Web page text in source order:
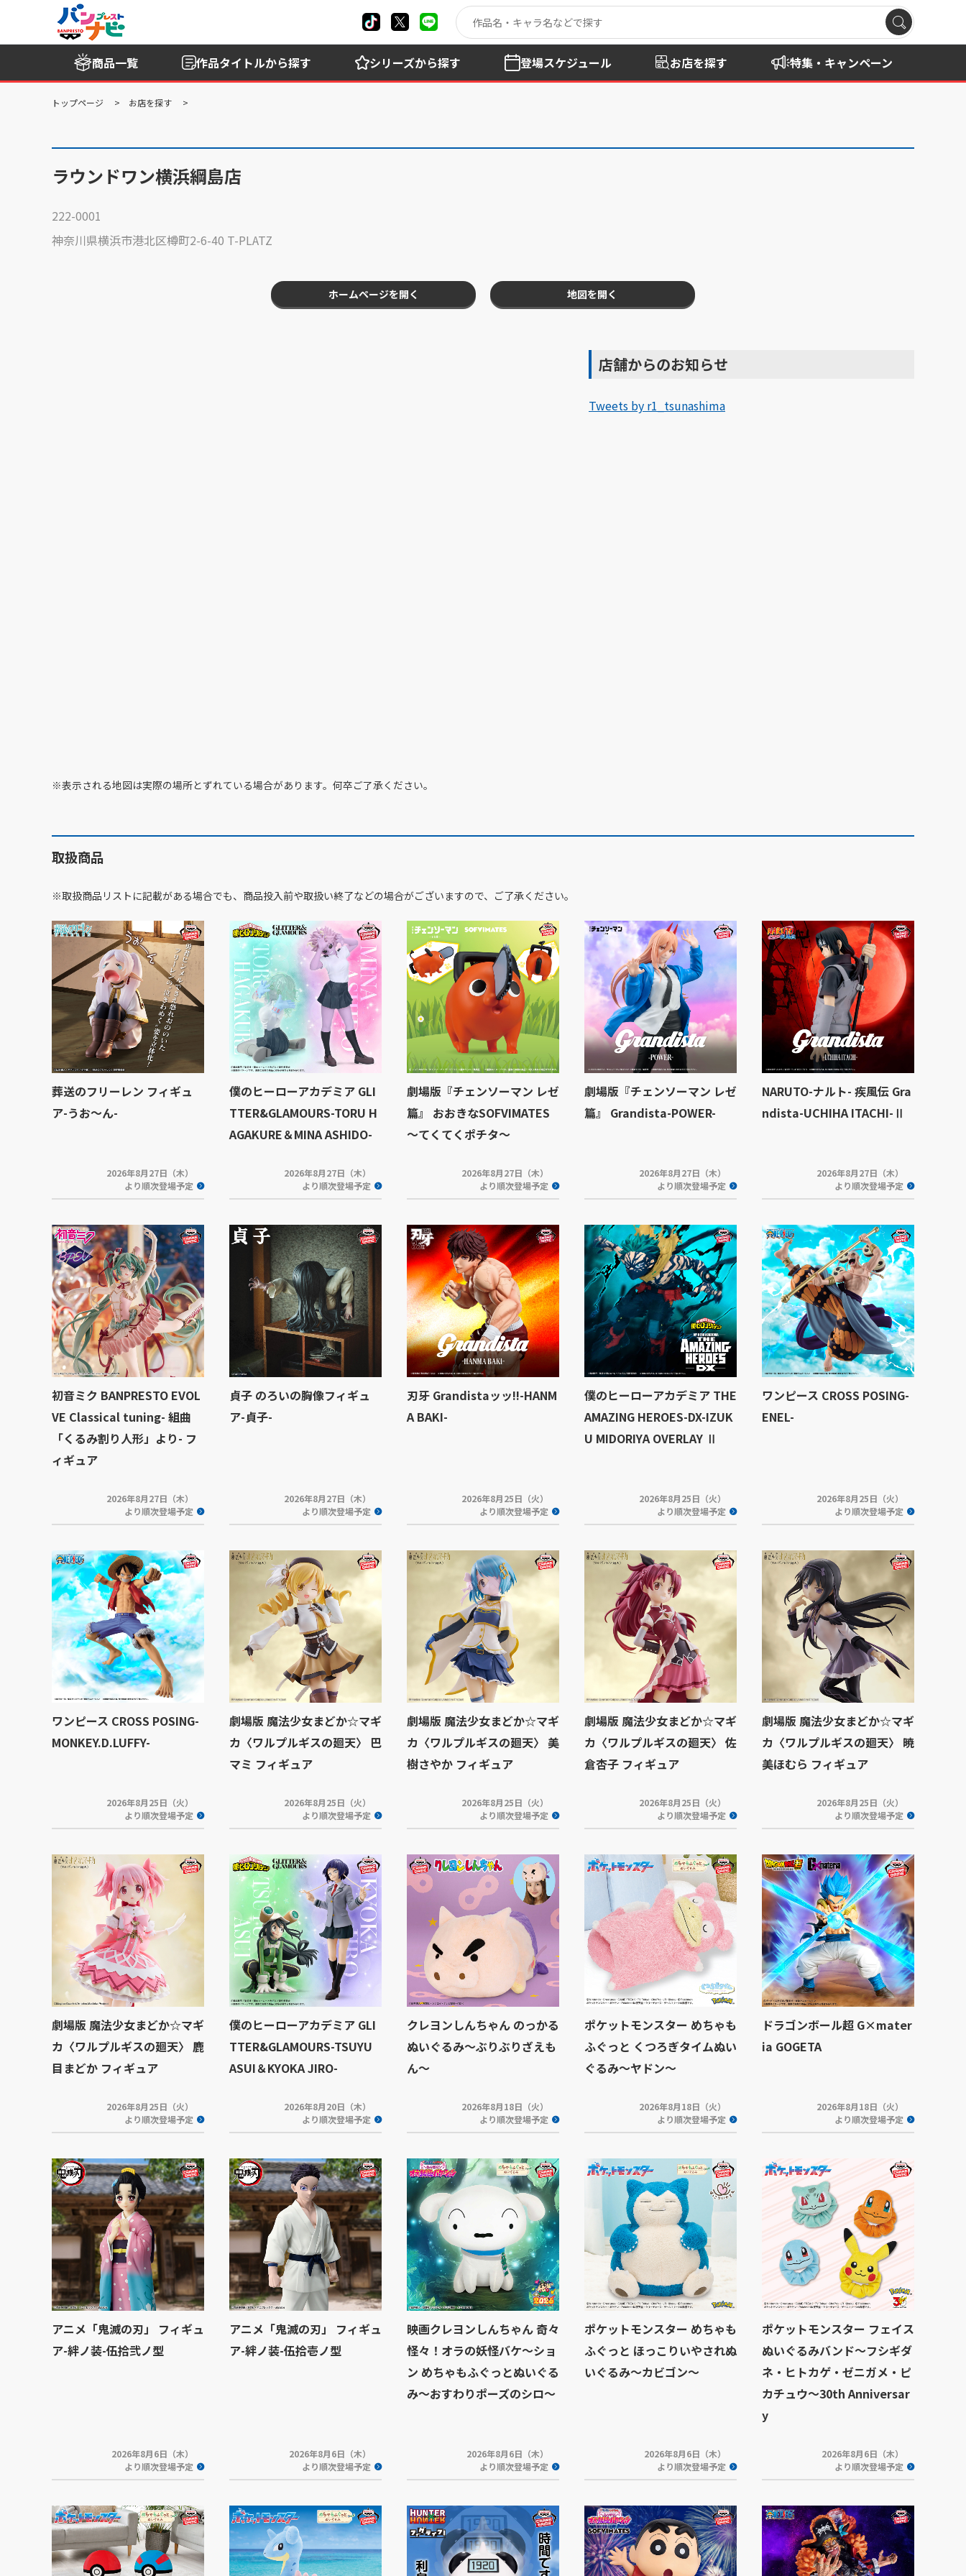
商品一覧 作品タイトルから探す シリーズから探す 登場スケジュール お店を探す 特集・キャンペーン
トップページ お店を探す
ラウンドワン横浜綱島店
222-0001
神奈川県横浜市港北区樽町2-6-40 T-PLATZ
ホームページを開く 地図を開く
※表示される地図は実際の場所とずれている場合があります。何卒ご了承ください。
店舗からのお知らせ
Tweets by r1_tsunashima
取扱商品
※取扱商品リストに記載がある場合でも、商品投入前や取扱い終了などの場合がございますので、ご了承ください。
葬送のフリーレン フィギュ
ア-うお～ん-
2026年8月27日（木）
より順次登場予定
僕のヒーローアカデミア GLI
TTER&GLAMOURS-TORU H
AGAKURE＆MINA ASHIDO-
2026年8月27日（木）
より順次登場予定
劇場版『チェンソーマン レゼ
篇』 おおきなSOFVIMATES
～てくてくポチタ～
2026年8月27日（木）
より順次登場予定
劇場版『チェンソーマン レゼ
篇』 Grandista-POWER-
2026年8月27日（木）
より順次登場予定
NARUTO-ナルト- 疾風伝 Gra
ndista-UCHIHA ITACHI-Ⅱ
2026年8月27日（木）
より順次登場予定
初音ミク BANPRESTO EVOL
VE Classical tuning- 組曲
「くるみ割り人形」より- フ
ィギュア
2026年8月27日（木）
より順次登場予定
貞子 のろいの胸像フィギュ
ア-貞子-
2026年8月27日（木）
より順次登場予定
刃牙 Grandistaッッ!!-HANM
A BAKI-
2026年8月25日（火）
より順次登場予定
僕のヒーローアカデミア THE
AMAZING HEROES-DX-IZUK
U MIDORIYA OVERLAY Ⅱ
2026年8月25日（火）
より順次登場予定
ワンピース CROSS POSING-
ENEL-
2026年8月25日（火）
より順次登場予定
ワンピース CROSS POSING-
MONKEY.D.LUFFY-
2026年8月25日（火）
より順次登場予定
劇場版 魔法少女まどか☆マギ
カ〈ワルプルギスの廻天〉 巴
マミ フィギュア
2026年8月25日（火）
より順次登場予定
劇場版 魔法少女まどか☆マギ
カ〈ワルプルギスの廻天〉 美
樹さやか フィギュア
2026年8月25日（火）
より順次登場予定
劇場版 魔法少女まどか☆マギ
カ〈ワルプルギスの廻天〉 佐
倉杏子 フィギュア
2026年8月25日（火）
より順次登場予定
劇場版 魔法少女まどか☆マギ
カ〈ワルプルギスの廻天〉 暁
美ほむら フィギュア
2026年8月25日（火）
より順次登場予定
劇場版 魔法少女まどか☆マギ
カ〈ワルプルギスの廻天〉 鹿
目まどか フィギュア
2026年8月25日（火）
より順次登場予定
僕のヒーローアカデミア GLI
TTER&GLAMOURS-TSUYU
ASUI＆KYOKA JIRO-
2026年8月20日（木）
より順次登場予定
クレヨンしんちゃん のっかる
ぬいぐるみ～ぶりぶりざえも
ん～
2026年8月18日（火）
より順次登場予定
ポケットモンスター めちゃも
ふぐっと くつろぎタイムぬい
ぐるみ～ヤドン～
2026年8月18日（火）
より順次登場予定
ドラゴンボール超 G×mater
ia GOGETA
2026年8月18日（火）
より順次登場予定
アニメ「鬼滅の刃」 フィギュ
ア-絆ノ装-伍拾弐ノ型
2026年8月6日（木）
より順次登場予定
アニメ「鬼滅の刃」 フィギュ
ア-絆ノ装-伍拾壱ノ型
2026年8月6日（木）
より順次登場予定
映画クレヨンしんちゃん 奇々
怪々！オラの妖怪バケ～ショ
ン めちゃもふぐっとぬいぐる
み～おすわりポーズのシロ～
2026年8月6日（木）
より順次登場予定
ポケットモンスター めちゃも
ふぐっと ほっこりいやされぬ
いぐるみ～カビゴン～
2026年8月6日（木）
より順次登場予定
ポケットモンスター フェイス
ぬいぐるみバンド～フシギダ
ネ・ヒトカゲ・ゼニガメ・ピ
カチュウ～30th Anniversar
y
2026年8月6日（木）
より順次登場予定